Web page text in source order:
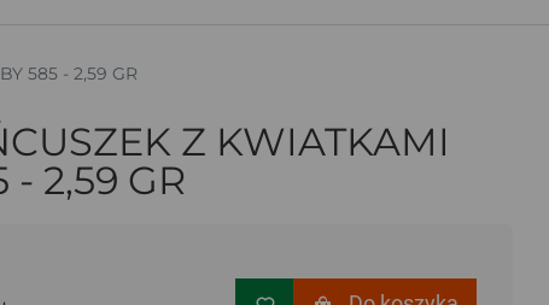
585 - 2,59 GR
Z KWIATKAMI
- 2,59 GR